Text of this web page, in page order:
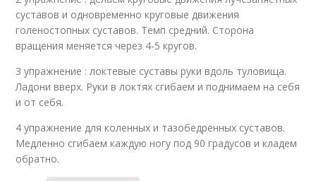
суставов и одновременно круговые движения
голеностопных суставов. Темп средний. Сторона
вращения меняется через 4-5 кругов.
3 упражнение : локтевые суставы руки вдоль туловища.
Ладони вверх. Руки в локтях сгибаем и поднимаем на себя
и от себя.
4 упражнение для коленных и тазобедренных суставов.
Медленно сгибаем каждую ногу под 90 градусов и кладем
обратно.